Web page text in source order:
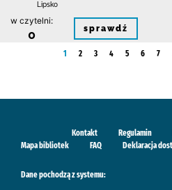
Lipsko
w czytelni:
0 sprawdź
1 2 3 4 5 6 7
Kontakt Regulamin
Mapa bibliotek
FAQ Deklaracja
Dane pochodzą z systemu: